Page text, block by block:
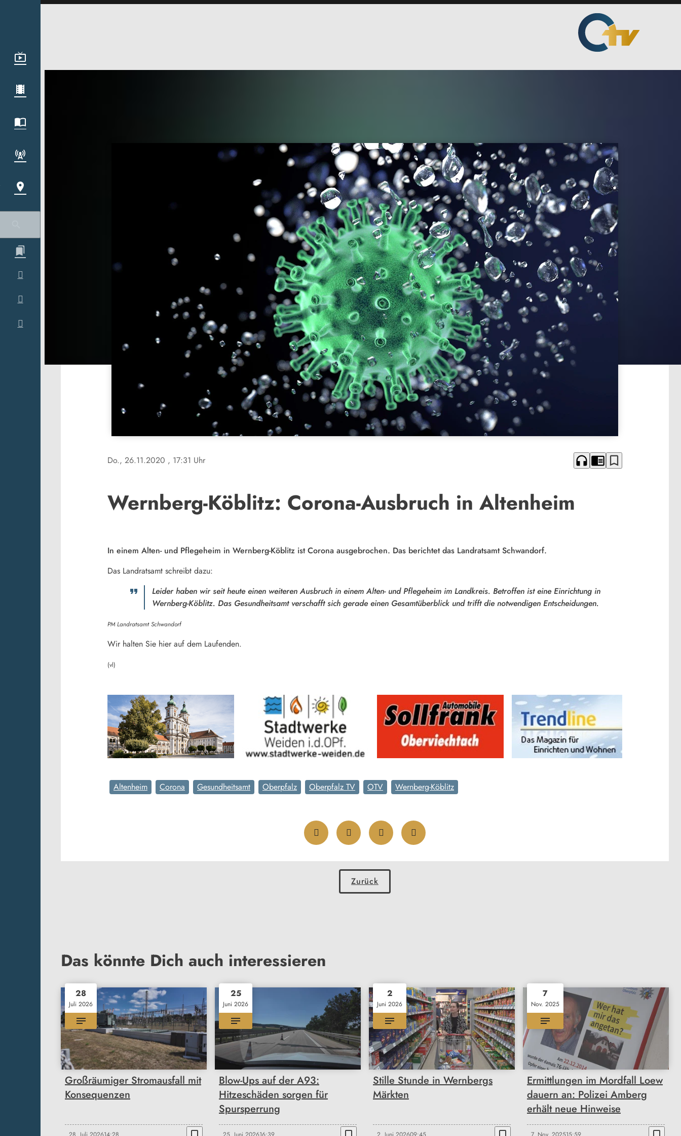
Do., 26.11.2020 , 17:31 Uhr headphones chrome_reader_mode bookmark_border
Wernberg-Köblitz: Corona-Ausbruch in Altenheim
In einem Alten- und Pflegeheim in Wernberg-Köblitz ist Corona ausgebrochen. Das berichtet das Landratsamt Schwandorf.
Das Landratsamt schreibt dazu:
Leider haben wir seit heute einen weiteren Ausbruch in einem Alten- und Pflegeheim im Landkreis. Betroffen ist eine Einrichtung in
Wernberg-Köblitz. Das Gesundheitsamt verschafft sich gerade einen Gesamtüberblick und trifft die notwendigen Entscheidungen.
PM Landratsamt Schwandorf
Wir halten Sie hier auf dem Laufenden.
(vl)
Altenheim Corona Gesundheitsamt Oberpfalz Oberpfalz TV OTV Wernberg-Köblitz
Zurück
Das könnte Dich auch interessieren
28
Juli 2026
Großräumiger Stromausfall mit
Konsequenzen
25
Juni 2026
Blow-Ups auf der A93:
Hitzeschäden sorgen für
Spursperrung
2
Juni 2026
Stille Stunde in Wernbergs
Märkten
7
Nov. 2025
Ermittlungen im Mordfall Loew
dauern an: Polizei Amberg
erhält neue Hinweise